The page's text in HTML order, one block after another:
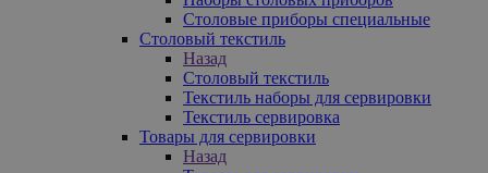
Столовые приборы специальные
Столовый текстиль
Назад
Столовый текстиль
Текстиль наборы для сервировки
Текстиль сервировка
Товары для сервировки
Назад